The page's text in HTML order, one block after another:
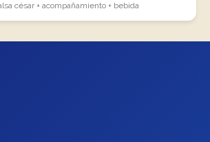
césar + acompañamiento + bebida